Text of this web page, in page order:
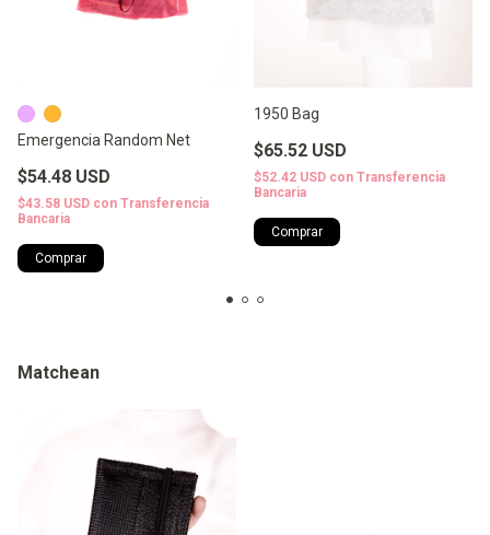
Emergencia Random Net
$54.48 USD
$43.58 USD con Transferencia
Bancaria
Comprar
1950 Bag
$65.52 USD
$52.42 USD con Transferencia
Bancaria
Comprar
Matchean